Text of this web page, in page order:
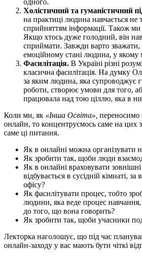
одного.
Холістичний та гуманістичний
на практиці людина навчається не
сприйняттям інформації. Також ми
Якщо хтось дуже голодний, він
сприймати. Завжди варто зважати,
емоційному стані людина, у якому
Фасилітація. В Україні різні
класична фасилітація. На думку
за яким людина, яка супроводжує
роботи, створює умови для того,
працювала над тою ціллю, яка в
Коли ми, як «Інша Освіта», переносимо
онлайн, то концентруємось саме на цих
саме ці питання.
Як в онлайні можна організувати
Як зробити так, щоби люди
Як в онлайні враховувати
відбувається в сусідній кімнаті,
офісу?
Як фасилітувати процес, тобто
людини, яка веде процес
до того, що вона говорить?
Як зробити так, щоби учасники
Лекторка наголошує, що під час
онлайн-заходу у вас мають бути чіткі